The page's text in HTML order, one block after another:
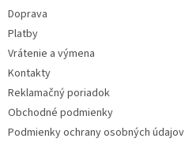
Doprava
Platby
Vrátenie a výmena
Kontakty
Reklamačný poriadok
Obchodné podmienky
Podmienky ochrany osobných údajov